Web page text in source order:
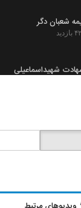
شعبان دگر
شهیداسماعیلی